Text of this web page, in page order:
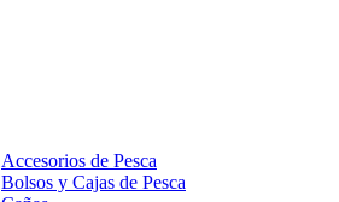
Accesorios de Pesca
Bolsos y Cajas de Pesca